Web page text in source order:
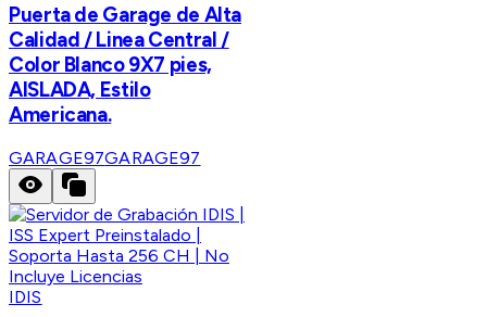
Puerta de Garage de Alta
Calidad / Linea Central /
Color Blanco 9X7 pies,
AISLADA, Estilo
Americana.
GARAGE97GARAGE97
IDIS